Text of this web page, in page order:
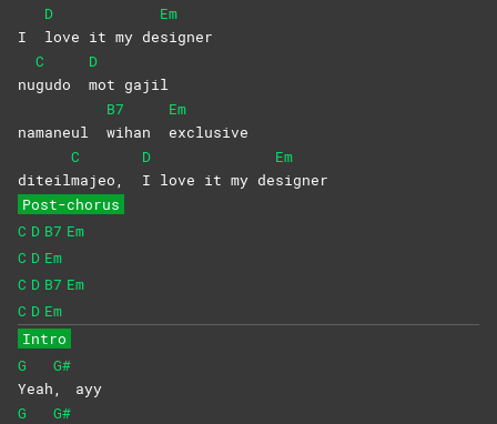
I
D
love it my de
Em
signer
nu
C
gudo
D
mot gajil
namaneul
B7
wihan
Em
exclusive
diteil
C
majeo,
D
I love it my de
Em
signer
Post-chorus
C D B7 Em
C D Em
C D B7 Em
C D Em
Intro
G
Yeah
G#
,
ayy
G
G#